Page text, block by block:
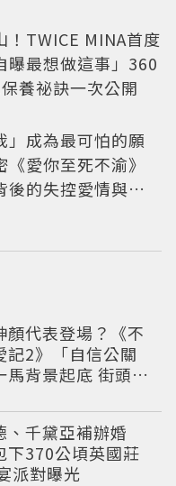
！TWICE MINA首度
曝最想做這事」360
養祕訣一次公開
」成為最可怕的願
愛你至死不渝》
後的失控愛情與爆
顏代表登場？《不
記2》「自信公關
馬背景起底 街頭辣
、千黛亞補辦婚
下370公頃英國莊
派對曝光